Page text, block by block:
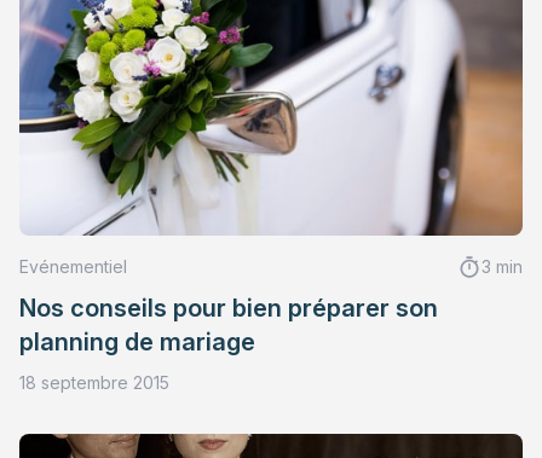
Evénementiel 3 min
Nos conseils pour bien préparer son
planning de mariage
18 septembre 2015